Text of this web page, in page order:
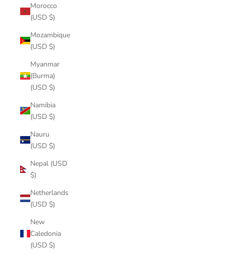
Morocco
(USD $)
Mozambique
(USD $)
Myanmar
(Burma)
(USD $)
Namibia
(USD $)
Nauru
(USD $)
Nepal (USD
$)
Netherlands
(USD $)
New
Caledonia
(USD $)